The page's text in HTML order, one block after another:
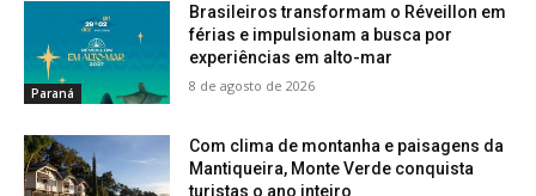
Paraná
Brasileiros transformam o Réveillon em
férias e impulsionam a busca por
experiências em alto-mar
8 de agosto de 2026
Com clima de montanha e paisagens da
Mantiqueira, Monte Verde conquista
turistas o ano inteiro